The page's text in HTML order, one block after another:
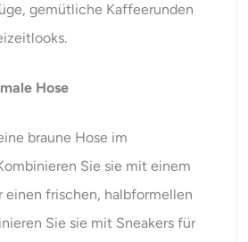
gemütliche Kaffeerunden
Hose
braune Hose im
Sie sie mit einem
einen frischen, halbformellen
Sie sie mit Sneakers für